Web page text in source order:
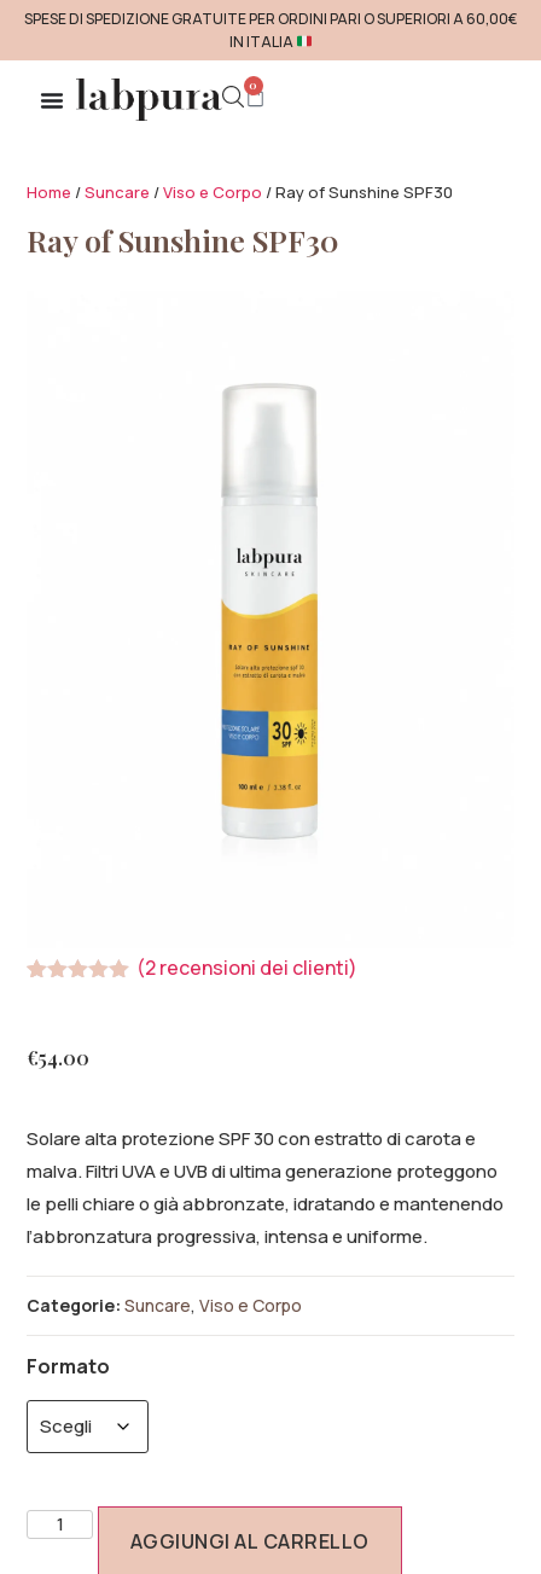
SPESE DI SPEDIZIONE GRATUITE PER ORDINI PARI O SUPERIORI A 60,00€
IN ITALIA
0
Home /Suncare /Viso e Corpo / Ray of Sunshine SPF30
Ray of Sunshine SPF30
di
recensioni
(2recensioni dei clienti)
€54.00
Solare alta protezione SPF 30 con estratto di carota e
malva. Filtri UVA e UVB di ultima generazione proteggono
le pelli chiare o già abbronzate, idratando e mantenendo
l’abbronzatura progressiva, intensa e uniforme.
Categorie:Suncare,Viso e Corpo
Formato
AGGIUNGI AL CARRELLO